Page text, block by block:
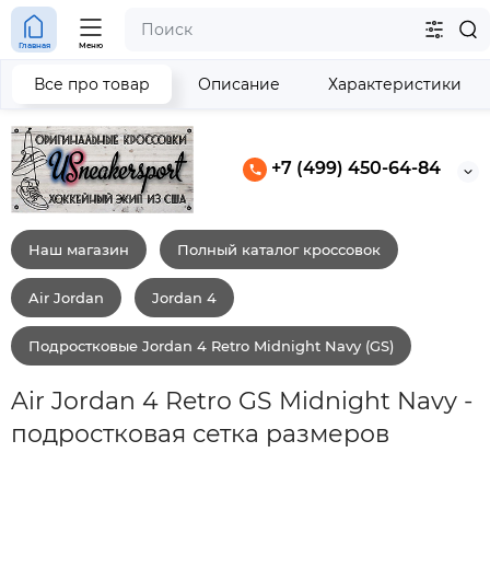
+7 (499) 450-64-84
Главная Меню
Наш магазин Полный каталог кроссовок
Air Jordan Jordan 4
Подростковые Jordan 4 Retro Midnight Navy (GS)
Air Jordan 4 Retro GS Midnight Navy -
подростковая сетка размеров
Все про товар Описание Характеристики